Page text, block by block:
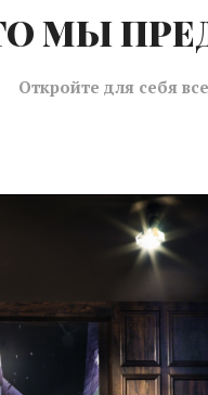
МЫ
Откройте для себя